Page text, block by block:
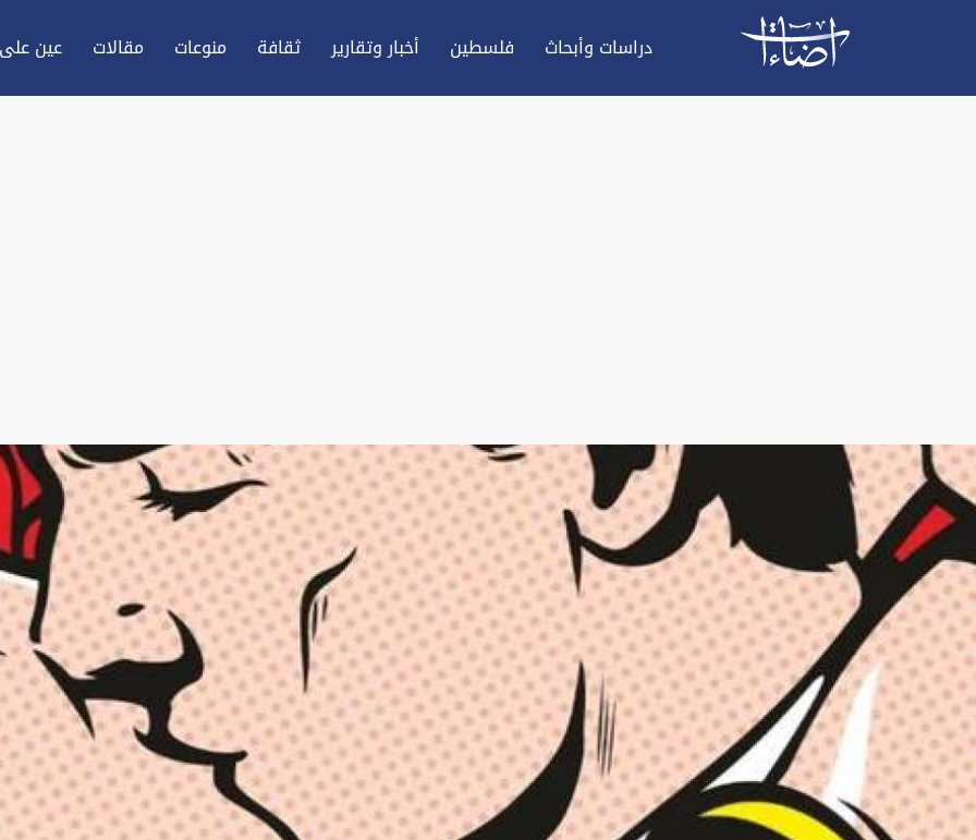
دراسات وأبحاث فلسطين أخبار وتقارير ثقافة منوعات مقالات عين